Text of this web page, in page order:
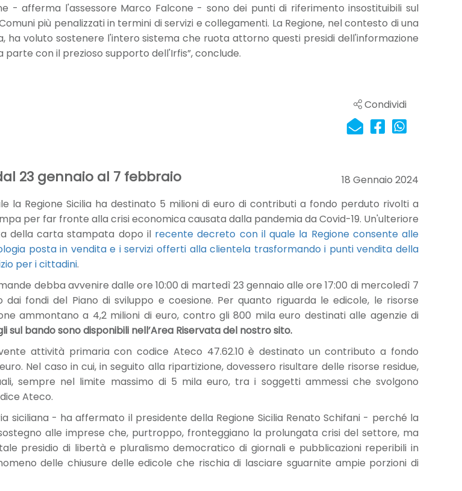
- afferma l'assessore Marco Falcone - sono dei punti di riferimento insostituibili sul
più penalizzati in termini di servizi e collegamenti. La Regione, nel contesto di una
ha voluto sostenere l'intero sistema che ruota attorno questi presidi dell'informazione
con il prezioso supporto dell'Irfis”, conclude.
Condividi
23 gennaio al 7 febbraio
18 Gennaio 2024
la Regione Sicilia ha destinato 5 milioni di euro di contributi a fondo perduto rivolti a
per far fronte alla crisi economica causata dalla pandemia da Covid-19. Un'ulteriore
della carta stampata dopo il recente decreto con il quale la Regione consente alle
posta in vendita e i servizi offerti alla clientela trasformando i punti vendita della
per i cittadini.
debba avvenire dalle ore 10:00 di martedì 23 gennaio alle ore 17:00 di mercoledì 7
dai fondi del Piano di sviluppo e coesione. Per quanto riguarda le edicole, le risorse
ammontano a 4,2 milioni di euro, contro gli 800 mila euro destinati alle agenzie di
sul bando sono disponibili nell’Area Riservata del nostro sito.
attività primaria con codice Ateco 47.62.10 è destinato un contributo a fondo
Nel caso in cui, in seguito alla ripartizione, dovessero risultare delle risorse residue,
sempre nel limite massimo di 5 mila euro, tra i soggetti ammessi che svolgono
Ateco.
siciliana - ha affermato il presidente della Regione Sicilia Renato Schifani - perché la
alle imprese che, purtroppo, fronteggiano la prolungata crisi del settore, ma
presidio di libertà e pluralismo democratico di giornali e pubblicazioni reperibili in
delle chiusure delle edicole che rischia di lasciare sguarnite ampie porzioni di